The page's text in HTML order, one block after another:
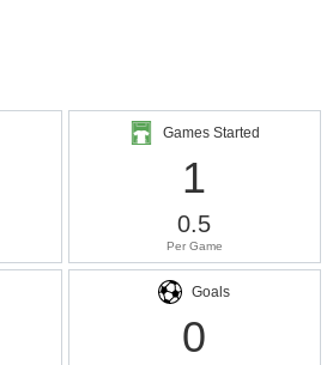
Games Started
1
0.5
Per Game
Goals
0